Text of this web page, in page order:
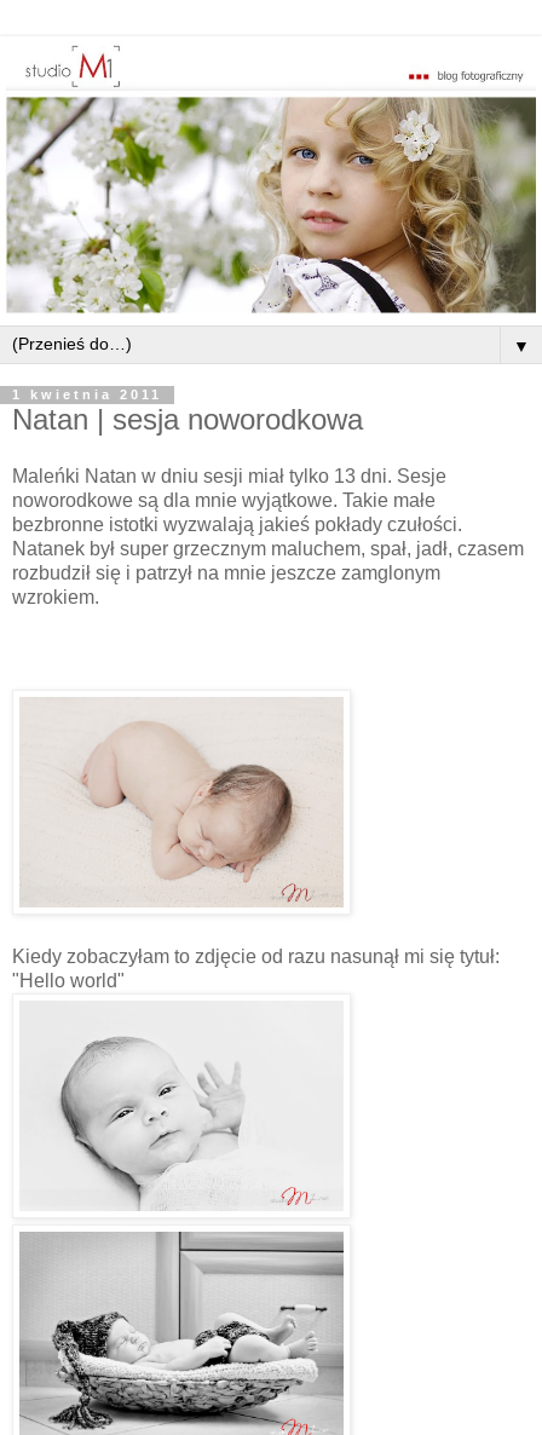
▼
1 kwietnia 2011
Natan | sesja noworodkowa
Maleńki Natan w dniu sesji miał tylko 13 dni. Sesje
noworodkowe są dla mnie wyjątkowe. Takie małe
bezbronne istotki wyzwalają jakieś pokłady czułości.
Natanek był super grzecznym maluchem, spał, jadł, czasem
rozbudził się i patrzył na mnie jeszcze zamglonym
wzrokiem.
Kiedy zobaczyłam to zdjęcie od razu nasunął mi się tytuł:
"Hello world"